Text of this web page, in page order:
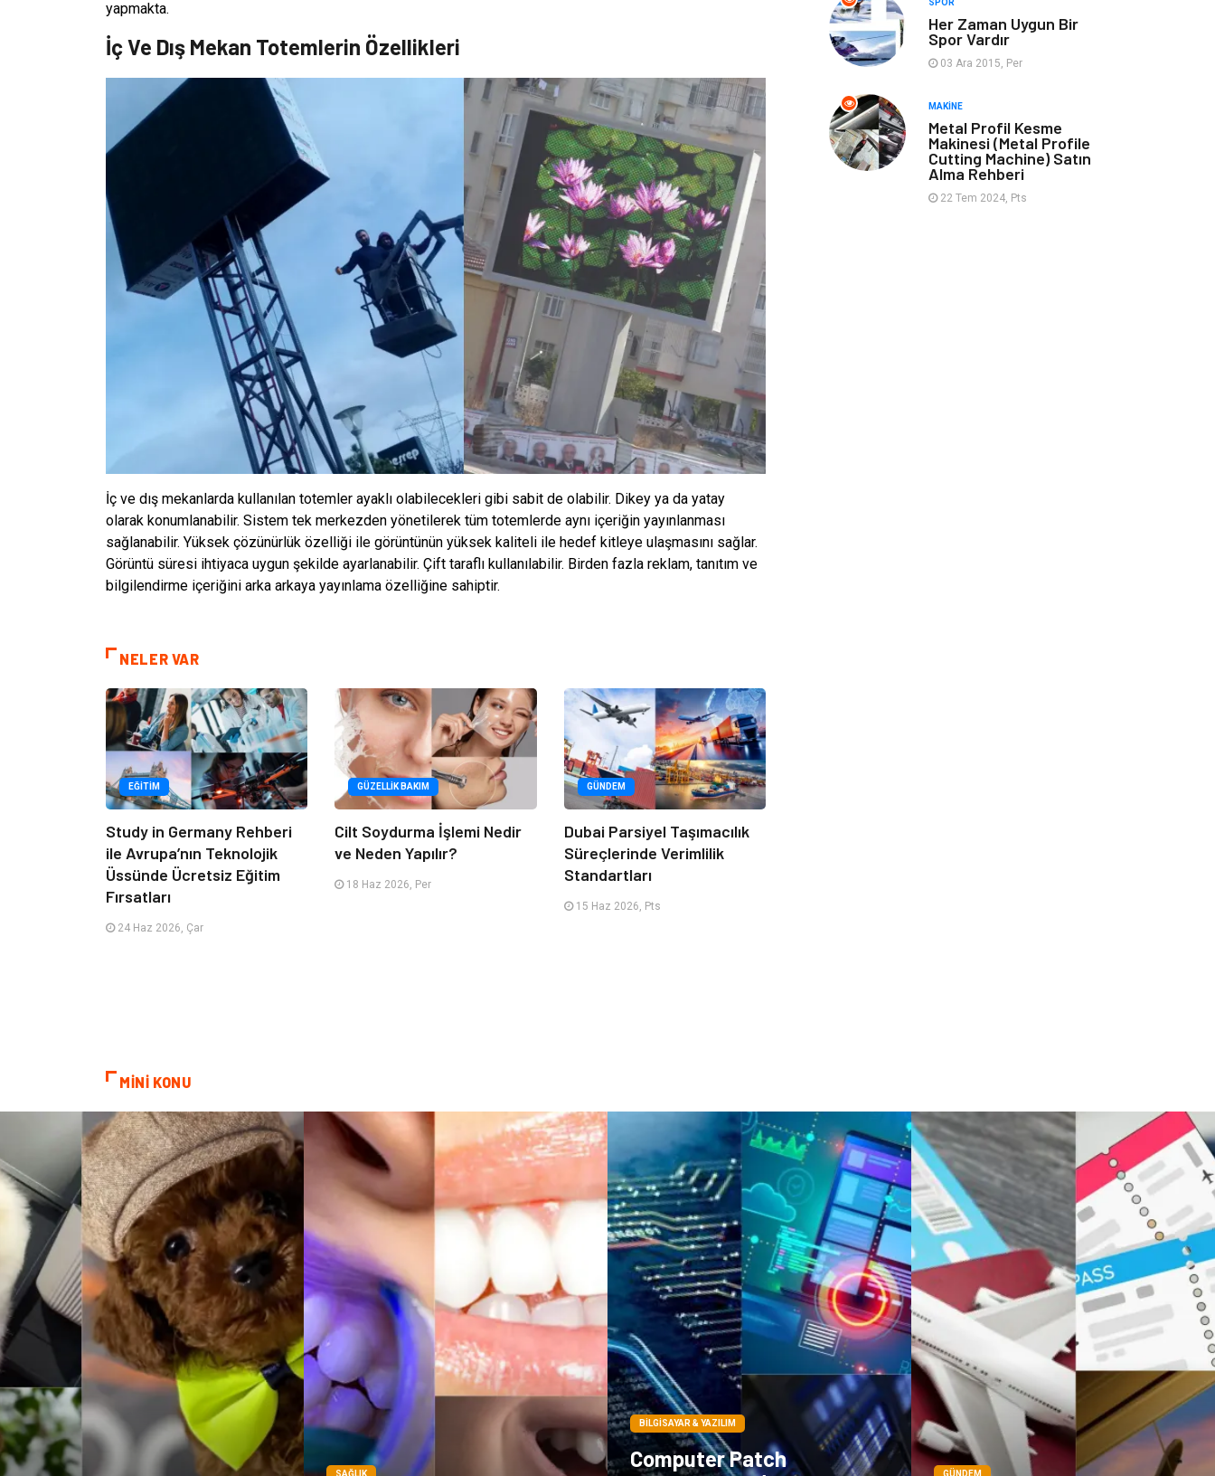
yapmakta.
İç Ve Dış Mekan Totemlerin Özellikleri
İç ve dış mekanlarda kullanılan totemler ayaklı olabilecekleri gibi sabit de olabilir. Dikey ya da yatay
olarak konumlanabilir. Sistem tek merkezden yönetilerek tüm totemlerde aynı içeriğin yayınlanması
sağlanabilir. Yüksek çözünürlük özelliği ile görüntünün yüksek kaliteli ile hedef kitleye ulaşmasını sağlar.
Görüntü süresi ihtiyaca uygun şekilde ayarlanabilir. Çift taraflı kullanılabilir. Birden fazla reklam, tanıtım ve
bilgilendirme içeriğini arka arkaya yayınlama özelliğine sahiptir.
NELER VAR
EĞITIM
Study in Germany Rehberi
ile Avrupa’nın Teknolojik
Üssünde Ücretsiz Eğitim
Fırsatları
24 Haz 2026, Çar
GÜZELLIK BAKIM
Cilt Soydurma İşlemi Nedir
ve Neden Yapılır?
18 Haz 2026, Per
GÜNDEM
Dubai Parsiyel Taşımacılık
Süreçlerinde Verimlilik
Standartları
15 Haz 2026, Pts
Nakliye Aksesuar
Mobilya Finans Ekonomi
Sigorta
Bebek Giyim
Tarım &
Hayvancılık
Her Zaman Uygun Bir
Spor Vardır
03 Ara 2015, Per
MAKINE
Metal Profil Kesme
Makinesi (Metal Profile
Cutting Machine) Satın
Alma Rehberi
22 Tem 2024, Pts
MİNİ KONU
SAĞLIK
BILGISAYAR & YAZILIM
Computer Patch
GÜNDEM